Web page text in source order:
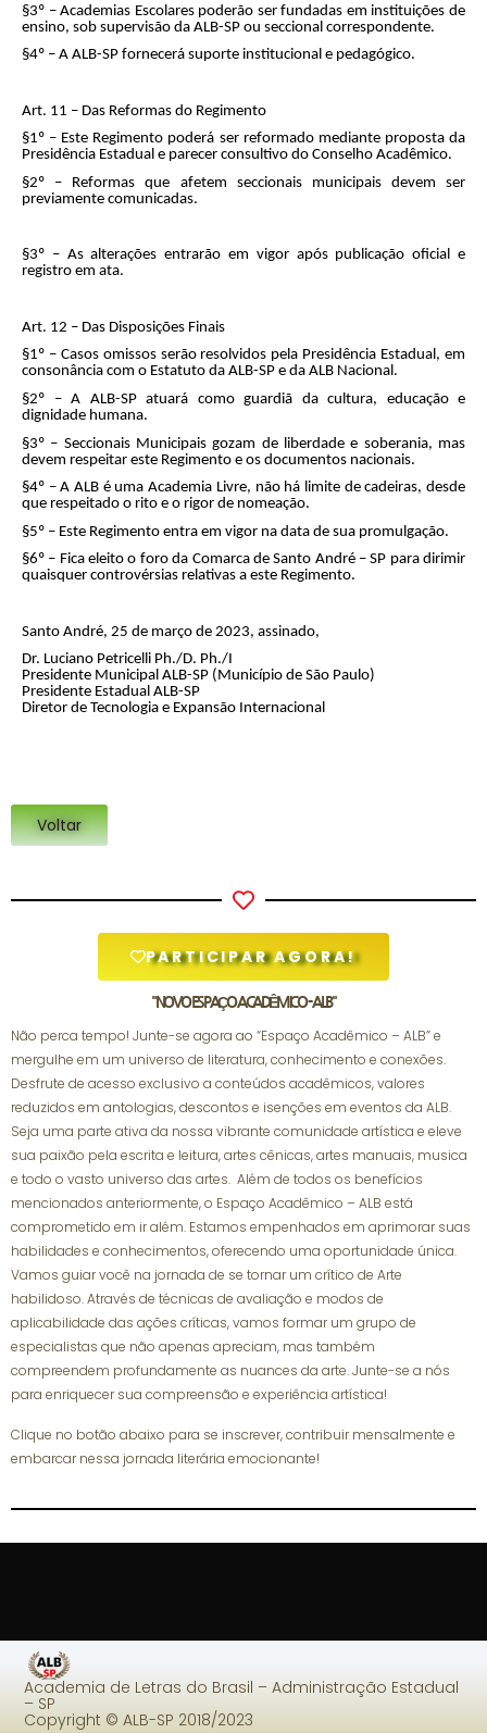
§3º – Academias Escolares poderão ser fundadas em instituições de
ensino, sob supervisão da ALB-SP ou seccional correspondente.
§4º – A ALB-SP fornecerá suporte institucional e pedagógico.
Art. 11 – Das Reformas do Regimento
§1º – Este Regimento poderá ser reformado mediante proposta da
Presidência Estadual e parecer consultivo do Conselho Acadêmico.
§2º – Reformas que afetem seccionais municipais devem ser
previamente comunicadas.
§3º – As alterações entrarão em vigor após publicação oficial e
registro em ata.
Art. 12 – Das Disposições Finais
§1º – Casos omissos serão resolvidos pela Presidência Estadual, em
consonância com o Estatuto da ALB-SP e da ALB Nacional.
§2º – A ALB-SP atuará como guardiã da cultura, educação e
dignidade humana.
§3º – Seccionais Municipais gozam de liberdade e soberania, mas
devem respeitar este Regimento e os documentos nacionais.
§4º – A ALB é uma Academia Livre, não há limite de cadeiras, desde
que respeitado o rito e o rigor de nomeação.
§5º – Este Regimento entra em vigor na data de sua promulgação.
§6º – Fica eleito o foro da Comarca de Santo André – SP para dirimir
quaisquer controvérsias relativas a este Regimento.
Santo André, 25 de março de 2023, assinado,
Dr. Luciano Petricelli Ph./D. Ph./I
Presidente Municipal ALB-SP (Município de São Paulo)
Presidente Estadual ALB-SP
Diretor de Tecnologia e Expansão Internacional
Voltar
PARTICIPAR AGORA!
"NOVO ESPAÇO ACADÊMICO - ALB"
Não perca tempo! Junte-se agora ao “Espaço Acadêmico – ALB” e
mergulhe em um universo de literatura, conhecimento e conexões.
Desfrute de acesso exclusivo a conteúdos acadêmicos, valores
reduzidos em antologias, descontos e isenções em eventos da ALB.
Seja uma parte ativa da nossa vibrante comunidade artística e eleve
sua paixão pela escrita e leitura, artes cênicas, artes manuais, musica
e todo o vasto universo das artes. Além de todos os benefícios
mencionados anteriormente, o Espaço Acadêmico – ALB está
comprometido em ir além. Estamos empenhados em aprimorar suas
habilidades e conhecimentos, oferecendo uma oportunidade única.
Vamos guiar você na jornada de se tornar um crítico de Arte
habilidoso. Através de técnicas de avaliação e modos de
aplicabilidade das ações críticas, vamos formar um grupo de
especialistas que não apenas apreciam, mas também
compreendem profundamente as nuances da arte. Junte-se a nós
para enriquecer sua compreensão e experiência artística!
Clique no botão abaixo para se inscrever, contribuir mensalmente e
embarcar nessa jornada literária emocionante!
Academia de Letras do Brasil – Administração Estadual
– SP
Copyright © ALB-SP 2018/2023